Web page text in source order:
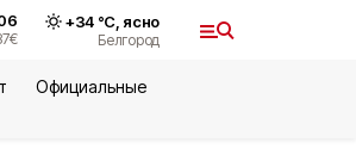
€
+34°С, ясно
Белгород
Официальные